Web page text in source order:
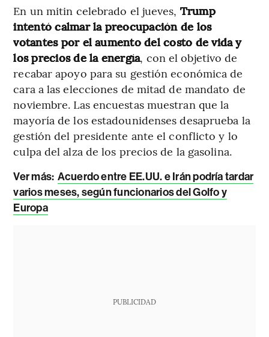
En un mitin celebrado el jueves, Trump
intentó calmar la preocupación de los
votantes por el aumento del costo de vida y
los precios de la energía, con el objetivo de
recabar apoyo para su gestión económica de
cara a las elecciones de mitad de mandato de
noviembre. Las encuestas muestran que la
mayoría de los estadounidenses desaprueba la
gestión del presidente ante el conflicto y lo
culpa del alza de los precios de la gasolina.
Ver más: Acuerdo entre EE.UU. e Irán podría tardar
varios meses, según funcionarios del Golfo y
Europa
PUBLICIDAD